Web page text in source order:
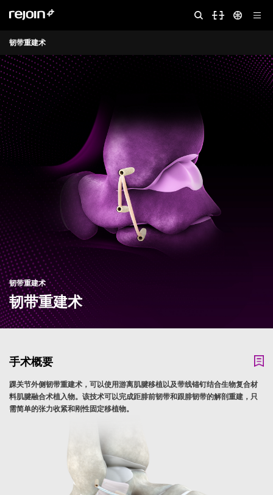
韧带重建术
韧带重建术
韧带重建术
手术概要
踝关节外侧韧带重建术，可以使用游离肌腱移植以及带线锚钉结合生物复合材
料肌腱融合术植入物。该技术可以完成距腓前韧带和跟腓韧带的解剖重建，只
需简单的张力收紧和刚性固定移植物。